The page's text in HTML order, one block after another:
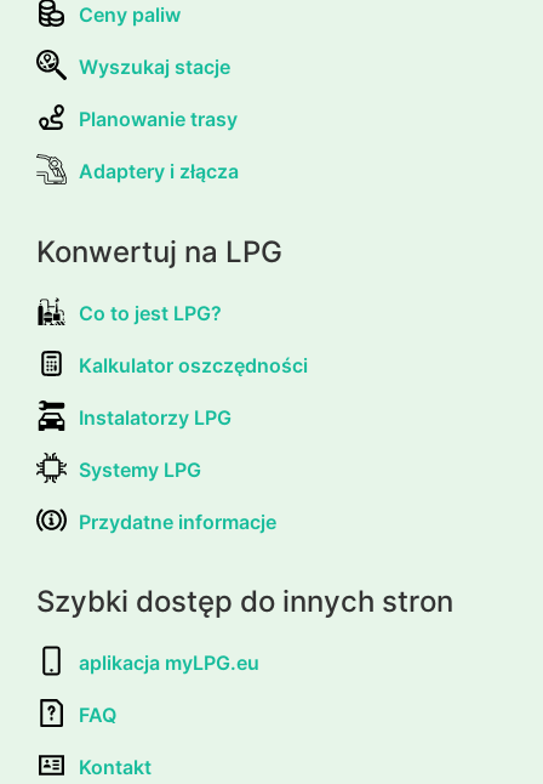
Ceny paliw
Wyszukaj stacje
Planowanie trasy
Adaptery i złącza
Konwertuj na LPG
Co to jest LPG?
Kalkulator oszczędności
Instalatorzy LPG
Systemy LPG
Przydatne informacje
Szybki dostęp do innych stron
aplikacja myLPG.eu
FAQ
Kontakt